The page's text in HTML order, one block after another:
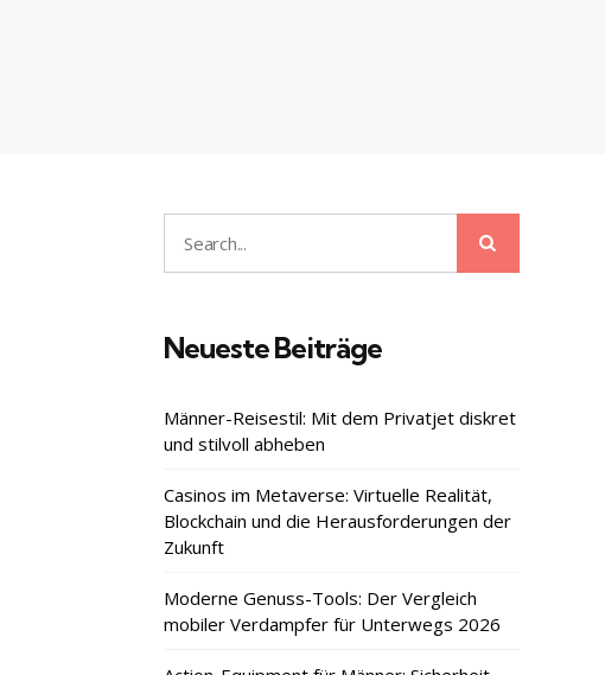
Search
for:
Neueste Beiträge
Männer-Reisestil: Mit dem Privatjet diskret
und stilvoll abheben
Casinos im Metaverse: Virtuelle Realität,
Blockchain und die Herausforderungen der
Zukunft
Moderne Genuss-Tools: Der Vergleich
mobiler Verdampfer für Unterwegs 2026